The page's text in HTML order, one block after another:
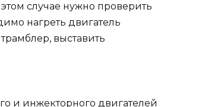
случае нужно проверить
нагреть двигатель
выставить